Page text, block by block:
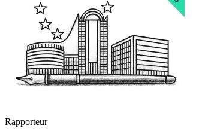
Rapporteur